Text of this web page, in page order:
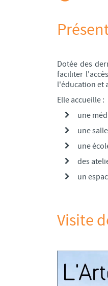
Dotée des
faciliter
l'éducation et
Elle accueille :
une
une
une
des
un
Visite